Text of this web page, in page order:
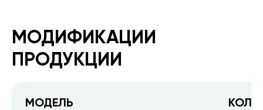
МОДИФИКАЦИИ
ПРОДУКЦИИ
МОДЕЛЬ